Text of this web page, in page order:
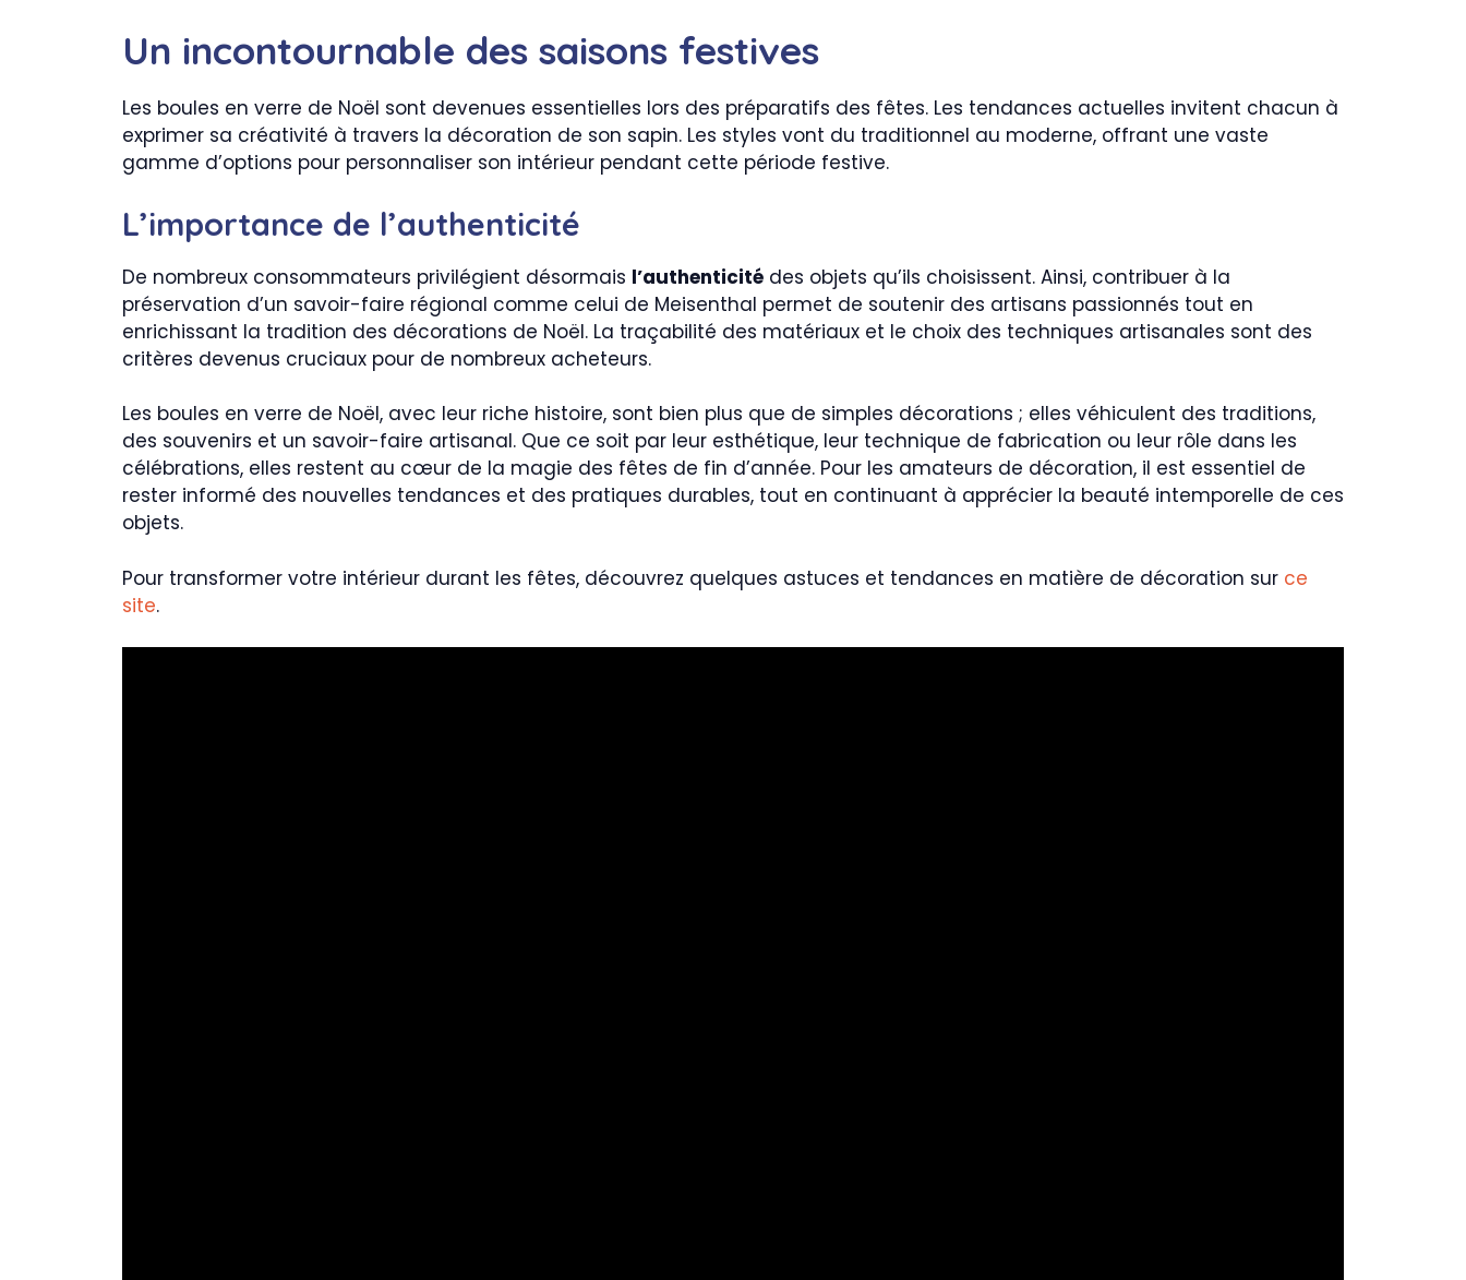
Un incontournable des saisons festives
Les boules en verre de Noël sont devenues essentielles lors des préparatifs des fêtes. Les tendances actuelles invitent chacun à
exprimer sa créativité à travers la décoration de son sapin. Les styles vont du traditionnel au moderne, offrant une vaste
gamme d’options pour personnaliser son intérieur pendant cette période festive.
L’importance de l’authenticité
De nombreux consommateurs privilégient désormais l’authenticité des objets qu’ils choisissent. Ainsi, contribuer à la
préservation d’un savoir-faire régional comme celui de Meisenthal permet de soutenir des artisans passionnés tout en
enrichissant la tradition des décorations de Noël. La traçabilité des matériaux et le choix des techniques artisanales sont des
critères devenus cruciaux pour de nombreux acheteurs.
Les boules en verre de Noël, avec leur riche histoire, sont bien plus que de simples décorations ; elles véhiculent des traditions,
des souvenirs et un savoir-faire artisanal. Que ce soit par leur esthétique, leur technique de fabrication ou leur rôle dans les
célébrations, elles restent au cœur de la magie des fêtes de fin d’année. Pour les amateurs de décoration, il est essentiel de
rester informé des nouvelles tendances et des pratiques durables, tout en continuant à apprécier la beauté intemporelle de ces
objets.
Pour transformer votre intérieur durant les fêtes, découvrez quelques astuces et tendances en matière de décoration sur ce
site.